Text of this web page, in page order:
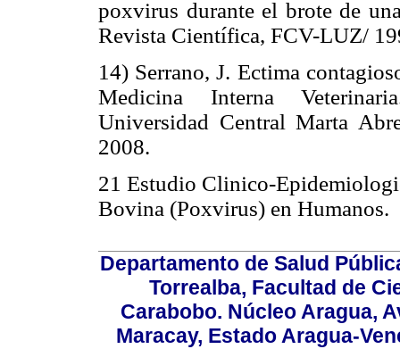
poxvirus durante el brote de
Revista Científica, FCV-LUZ/
14) Serrano, J. Ectima
Medicina Interna
Universidad Central Marta
2008.
21 Estudio Clinico-
Bovina (Poxvirus) en Humanos.
Departamento de Salud
Torrealba, Facultad de
Carabobo. Núcleo Aragua,
Maracay, Estado Aragua-